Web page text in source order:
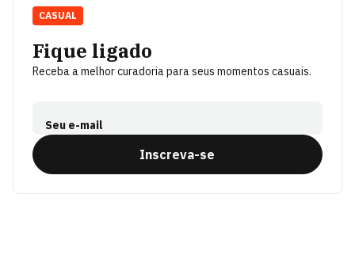
Fique ligado
Receba a melhor curadoria para seus momentos casuais.
Seu e-mail
Inscreva-se
CASUAL